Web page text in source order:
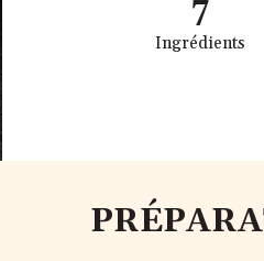
7
Ingrédients